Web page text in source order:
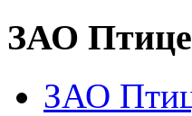
ЗАО
ЗАО